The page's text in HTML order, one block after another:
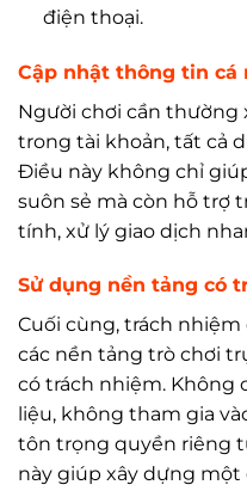
điện thoại.
Cập nhật thông tin cá
Người chơi cần thường
trong tài khoản, tất cả
Điều này không chỉ
suôn sẻ mà còn hỗ trợ
tính, xử lý giao dịch
Sử dụng nền tảng có
Cuối cùng, trách
các nền tảng trò chơi
có trách nhiệm. Không
liệu, không tham gia
tôn trọng quyền riêng
này giúp xây dựng